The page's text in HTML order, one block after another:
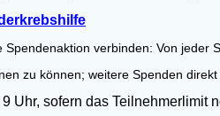
verbinden: Von jeder
zu können; weitere Spenden
sofern das Teilnehmerlimit